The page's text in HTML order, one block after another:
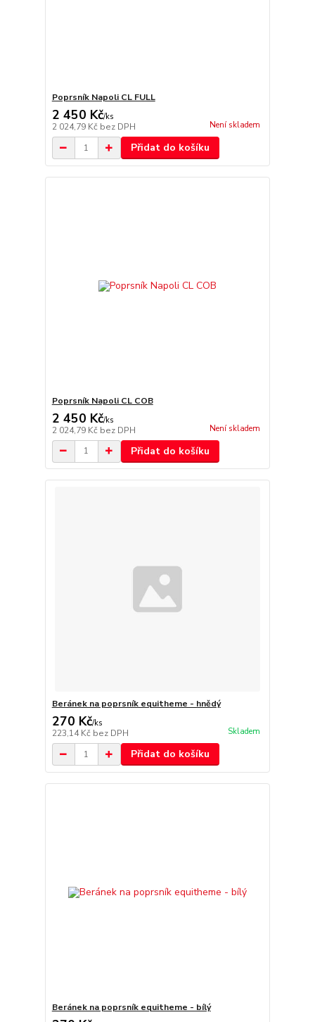
Poprsník Napoli CL FULL
2 450 Kč/ks
2 024,79 Kč bez DPH Není skladem
Přidat do košíku
Poprsník Napoli CL COB
2 450 Kč/ks
2 024,79 Kč bez DPH Není skladem
Přidat do košíku
Beránek na poprsník equitheme - hnědý
270 Kč/ks
223,14 Kč bez DPH Skladem
Přidat do košíku
Beránek na poprsník equitheme - bílý